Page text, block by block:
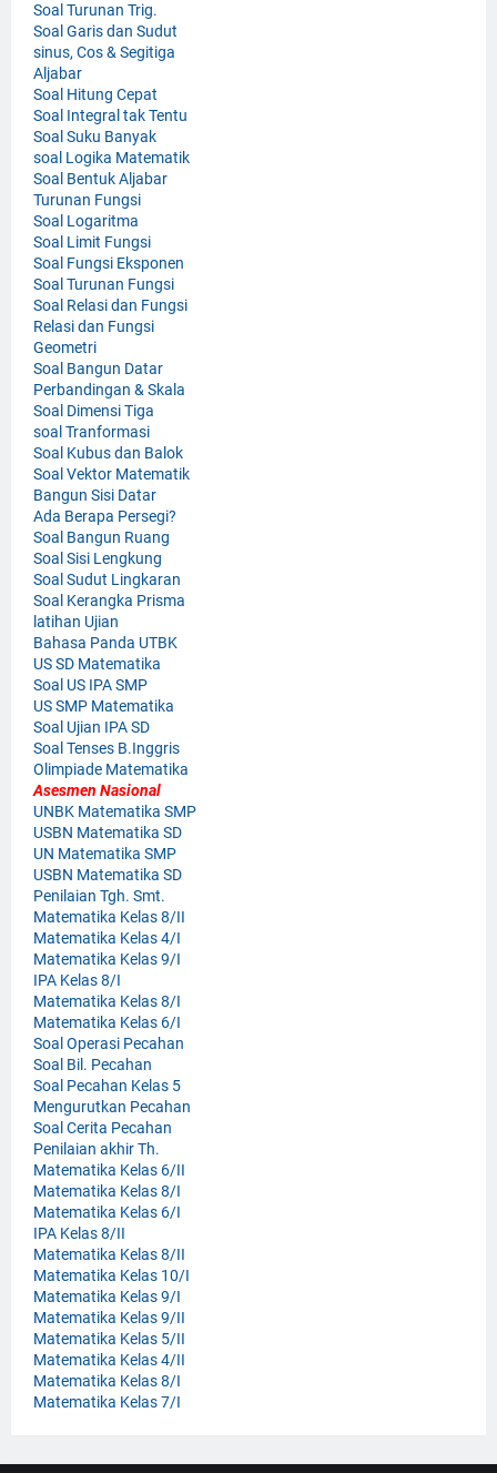
Soal Turunan Trig.
Soal Garis dan Sudut
sinus, Cos & Segitiga
Aljabar
Soal Hitung Cepat
Soal Integral tak Tentu
Soal Suku Banyak
soal Logika Matematik
Soal Bentuk Aljabar
Turunan Fungsi
Soal Logaritma
Soal Limit Fungsi
Soal Fungsi Eksponen
Soal Turunan Fungsi
Soal Relasi dan Fungsi
Relasi dan Fungsi
Geometri
Soal Bangun Datar
Perbandingan & Skala
Soal Dimensi Tiga
soal Tranformasi
Soal Kubus dan Balok
Soal Vektor Matematik
Bangun Sisi Datar
Ada Berapa Persegi?
Soal Bangun Ruang
Soal Sisi Lengkung
Soal Sudut Lingkaran
Soal Kerangka Prisma
latihan Ujian
Bahasa Panda UTBK
US SD Matematika
Soal US IPA SMP
US SMP Matematika
Soal Ujian IPA SD
Soal Tenses B.Inggris
Olimpiade Matematika
Asesmen Nasional
UNBK Matematika SMP
USBN Matematika SD
UN Matematika SMP
USBN Matematika SD
Penilaian Tgh. Smt.
Matematika Kelas 8/II
Matematika Kelas 4/I
Matematika Kelas 9/I
IPA Kelas 8/I
Matematika Kelas 8/I
Matematika Kelas 6/I
Soal Operasi Pecahan
Soal Bil. Pecahan
Soal Pecahan Kelas 5
Mengurutkan Pecahan
Soal Cerita Pecahan
Penilaian akhir Th.
Matematika Kelas 6/II
Matematika Kelas 8/I
Matematika Kelas 6/I
IPA Kelas 8/II
Matematika Kelas 8/II
Matematika Kelas 10/I
Matematika Kelas 9/I
Matematika Kelas 9/II
Matematika Kelas 5/II
Matematika Kelas 4/II
Matematika Kelas 8/I
Matematika Kelas 7/I